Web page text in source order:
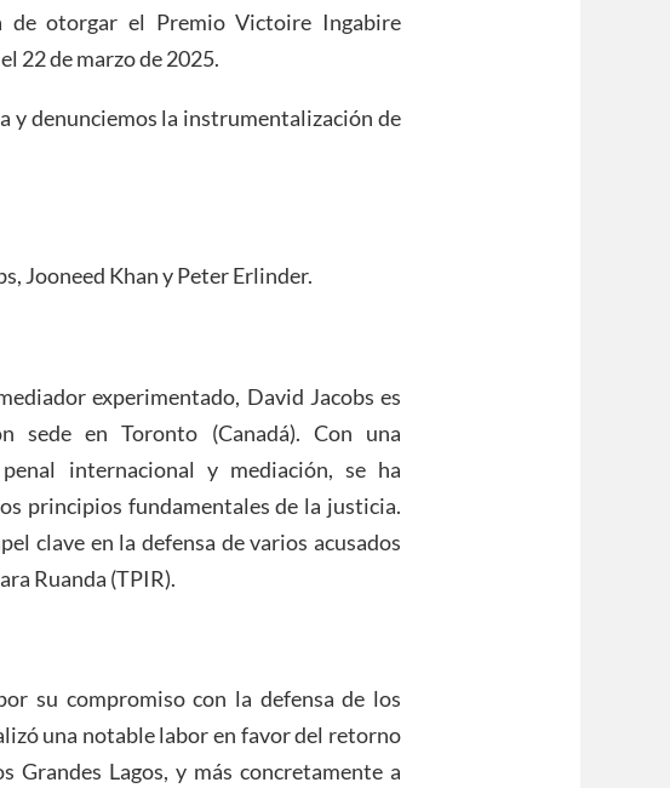
de otorgar el Premio Victoire Ingabire
22 de marzo de 2025.
y denunciemos la instrumentalización de
Jooneed Khan y Peter Erlinder.
experimentado, David Jacobs es
sede en Toronto (Canadá). Con una
internacional y mediación, se ha
principios fundamentales de la justicia.
clave en la defensa de varios acusados
Ruanda (TPIR).
su compromiso con la defensa de los
una notable labor en favor del retorno
Lagos, y más concretamente a